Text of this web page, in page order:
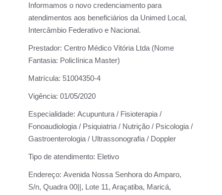
Informamos o novo credenciamento para
atendimentos aos beneficiários da Unimed Local,
Intercâmbio Federativo e Nacional.
Prestador: Centro Médico Vitória Ltda (Nome
Fantasia: Policlínica Master)
Matrícula: 51004350-4
Vigência: 01/05/2020
Especialidade: Acupuntura / Fisioterapia /
Fonoaudiologia / Psiquiatria / Nutrição / Psicologia /
Gastroenterologia / Ultrassonografia / Doppler
Tipo de atendimento: Eletivo
Endereço: Avenida Nossa Senhora do Amparo,
S/n, Quadra 00||, Lote 11, Araçatiba, Maricá,